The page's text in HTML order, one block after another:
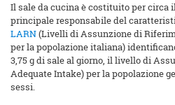
Il sale da cucina è costituito per circa
principale responsabile del
LARN(Livelli di Assunzione di
per la popolazione italiana)
3,75 g di sale al giorno, il livello di
Adequate Intake) per la popolazione
sessi.